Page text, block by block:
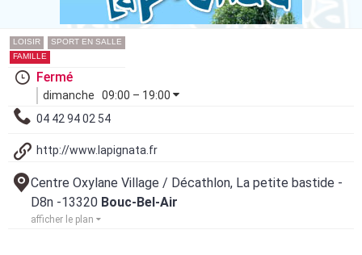
LOISIR
SPORT EN SALLE
FAMILLE
Fermé
dimanche
09:00 – 19:00
04 42 94 02 54
http://www.lapignata.fr
Centre Oxylane Village / Décathlon, La petite bastide -
D8n -13320 Bouc-Bel-Air
afficher le plan